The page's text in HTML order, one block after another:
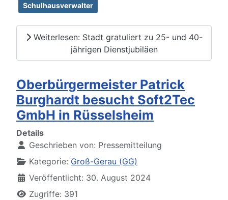
Schulhausverwalter
Weiterlesen: Stadt gratuliert zu 25- und 40-
jährigen Dienstjubiläen
Oberbürgermeister Patrick
Burghardt besucht Soft2Tec
GmbH in Rüsselsheim
Details
Geschrieben von: Pressemitteilung
Kategorie: Groß-Gerau (GG)
Veröffentlicht: 30. August 2024
Zugriffe: 391